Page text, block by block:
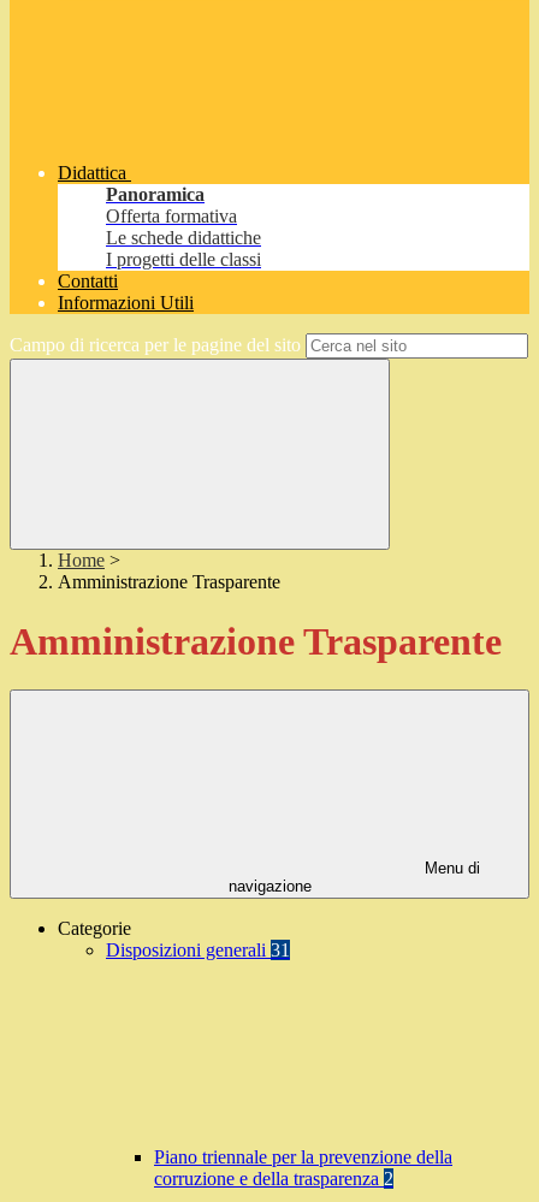
Didattica
Panoramica
Offerta formativa
Le schede didattiche
I progetti delle classi
Contatti
Informazioni Utili
Campo di ricerca per le pagine del sito
Home >
Amministrazione Trasparente
Amministrazione Trasparente
Menu di
navigazione
Categorie
Disposizioni generali 31
Piano triennale per la prevenzione della
corruzione e della trasparenza 2